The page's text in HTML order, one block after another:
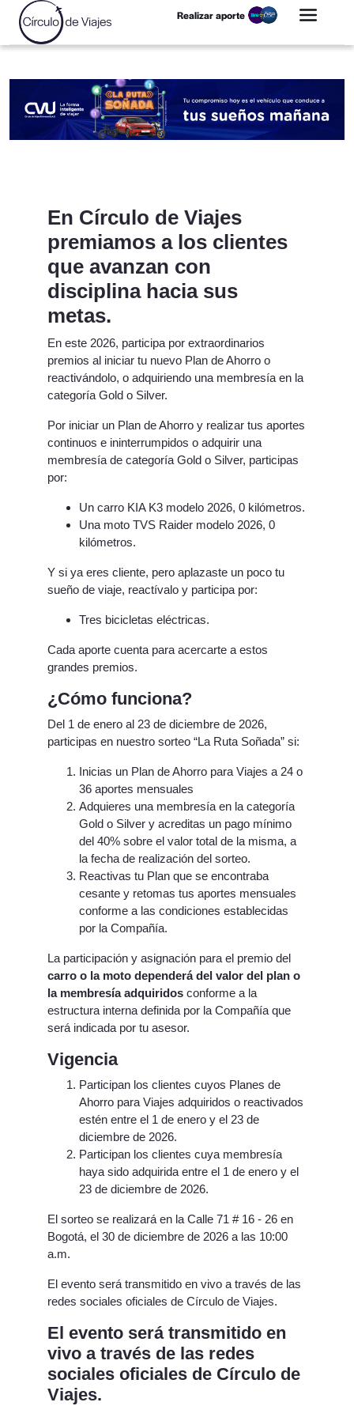
Realizar aporte
En Círculo de Viajes
premiamos a los clientes
que avanzan con
disciplina hacia sus
metas.
En este 2026, participa por extraordinarios
premios al iniciar tu nuevo Plan de Ahorro o
reactivándolo, o adquiriendo una membresía en la
categoría Gold o Silver.
Por iniciar un Plan de Ahorro y realizar tus aportes
continuos e ininterrumpidos o adquirir una
membresía de categoría Gold o Silver, participas
por:
Un carro KIA K3 modelo 2026, 0 kilómetros.
Una moto TVS Raider modelo 2026, 0
kilómetros.
Y si ya eres cliente, pero aplazaste un poco tu
sueño de viaje, reactívalo y participa por:
Tres bicicletas eléctricas.
Cada aporte cuenta para acercarte a estos
grandes premios.
¿Cómo funciona?
Del 1 de enero al 23 de diciembre de 2026,
participas en nuestro sorteo “La Ruta Soñada” si:
Inicias un Plan de Ahorro para Viajes a 24 o
36 aportes mensuales
Adquieres una membresía en la categoría
Gold o Silver y acreditas un pago mínimo
del 40% sobre el valor total de la misma, a
la fecha de realización del sorteo.
Reactivas tu Plan que se encontraba
cesante y retomas tus aportes mensuales
conforme a las condiciones establecidas
por la Compañía.
La participación y asignación para el premio del
carro o la moto dependerá del valor del plan o
la membresía adquiridos conforme a la
estructura interna definida por la Compañía que
será indicada por tu asesor.
Vigencia
Participan los clientes cuyos Planes de
Ahorro para Viajes adquiridos o reactivados
estén entre el 1 de enero y el 23 de
diciembre de 2026.
Participan los clientes cuya membresía
haya sido adquirida entre el 1 de enero y el
23 de diciembre de 2026.
El sorteo se realizará en la Calle 71 # 16 - 26 en
Bogotá, el 30 de diciembre de 2026 a las 10:00
a.m.
El evento será transmitido en vivo a través de las
redes sociales oficiales de Círculo de Viajes.
El evento será transmitido en
vivo a través de las redes
sociales oficiales de Círculo de
Viajes.